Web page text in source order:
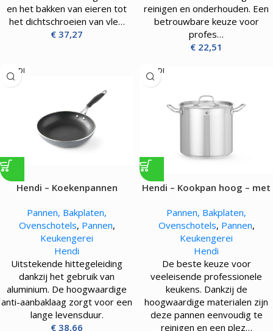
en het bakken van eieren tot
het dichtschroeien van vle…
€ 37,27
reinigen en onderhouden. Een
betrouwbare keuze voor
profes…
€ 22,51
HENDI
Hendi – Koekenpannen
Pannen, Bakplaten,
Ovenschotels, Pannen,
Keukengerei
Hendi
Uitstekende hittegeleiding
dankzij het gebruik van
aluminium. De hoogwaardige
anti-aanbaklaag zorgt voor een
lange levensduur.
€ 38,66
HENDI
Hendi – Kookpan hoog – met
Pannen, Bakplaten,
Ovenschotels, Pannen,
Keukengerei
Hendi
De beste keuze voor
veeleisende professionele
keukens. Dankzij de
hoogwaardige materialen zijn
deze pannen eenvoudig te
reinigen en een plez…